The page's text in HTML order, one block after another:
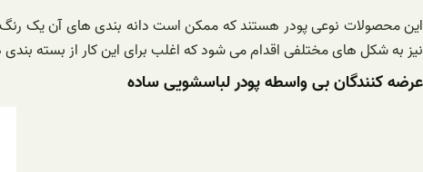
این محصولات نوعی پودر هستند که ممکن است دانه بندی های آن یک رنگ و
نیز به شکل های مختلفی اقدام می شود که اغلب برای این کار از بسته بندی
عرضه کنندگان بی واسطه پودر لباسشویی ساده